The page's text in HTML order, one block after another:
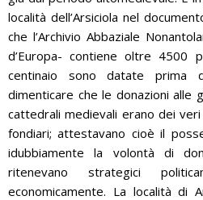
località dell’Arsiciola nel
che l’Archivio Abbaziale
d’Europa- contiene oltre 4500
centinaio sono datate prima
dimenticare che le donazioni alle
cattedrali medievali erano dei
fondiari; attestavano cioè il
idubbiamente la volontà di
ritenevano strategici
economicamente. La località di